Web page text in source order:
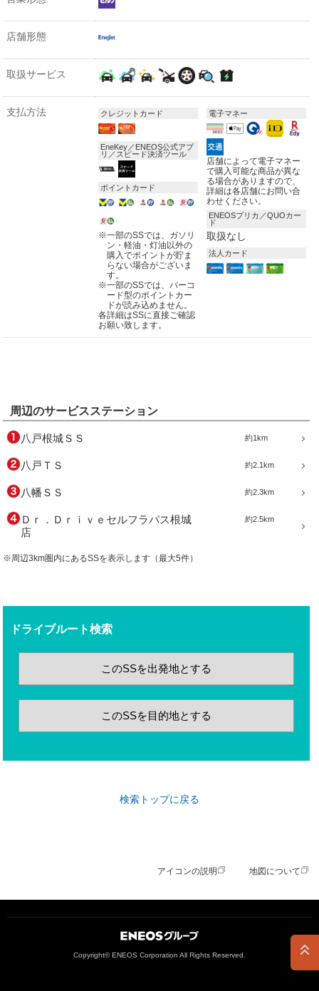
店舗形態
取扱サービス
支払方法 クレジットカード
EneKey／ENEOS公式アプ
リ／スピード決済ツール
ポイントカード
※一部のSSでは、ガソリ
ン・軽油・灯油以外の
購入でポイントが貯ま
らない場合がございま
す。
※一部のSSでは、バーコ
ード型のポイントカー
ドが読み込めません。
各詳細はSSに直接ご確認
お願い致します。
電子マネー
店舗によって電子マネー
で購入可能な商品が異な
る場合がありますので、
詳細は各店舗にお問い合
わせください。
ENEOSプリカ／QUOカー
ド
取扱なし
法人カード
周辺のサービスステーション
約1km
八戸根城ＳＳ
約2.1km
八戸ＴＳ
約2.3km
八幡ＳＳ
約2.5km
Ｄｒ．Ｄｒｉｖｅセルフラパス根城
店
※周辺3km圏内にあるSSを表示します（最大5件）
ドライブルート検索
このSSを出発地とする
このSSを目的地とする
検索トップに戻る
アイコンの説明 地図について
Copyright© ENEOS Corporation All Rights Reserved.